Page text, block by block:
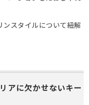
ンスタイルについて紐解
アに欠かせないキー